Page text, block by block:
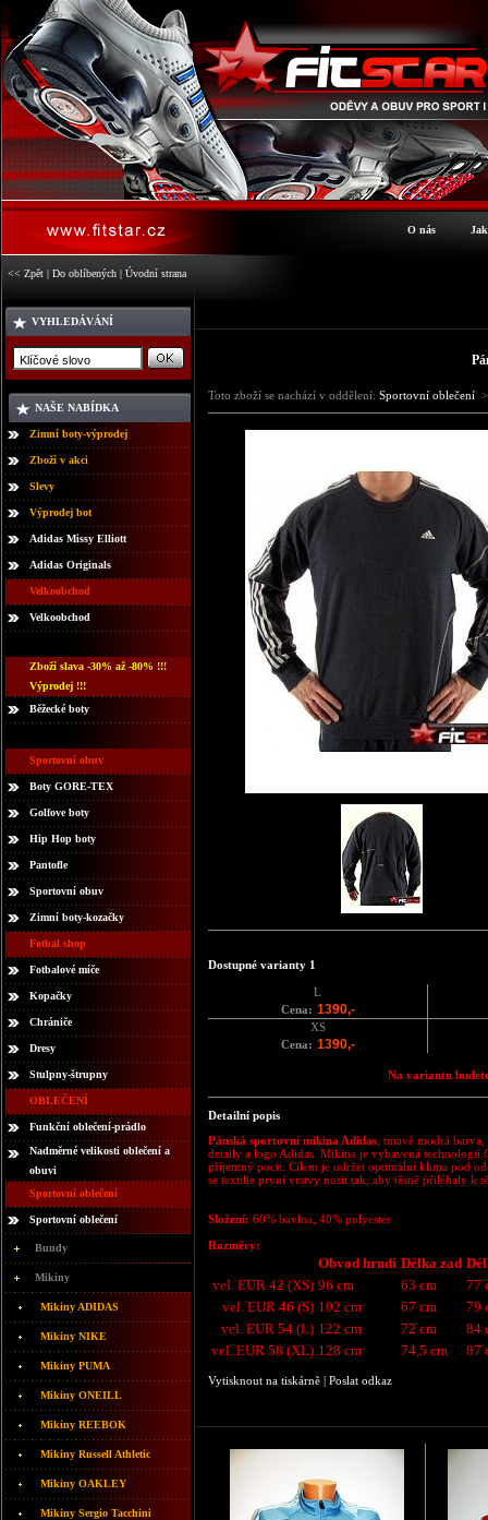
O nás
<< Zpět | Do oblíbených | Úvodní strana
VYHLEDÁVÁNÍ
NAŠE NABÍDKA
Zimní boty-výprodej
Zboží v akci
Slevy
Výprodej bot
Adidas Missy Elliott
Adidas Originals
Velkoobchod
Velkoobchod
Zboží slava -30% až -80% !!!
Výprodej !!!
Běžecké boty
Sportovní obuv
Boty GORE-TEX
Golfove boty
Hip Hop boty
Pantofle
Sportovní obuv
Zimní boty-kozačky
Fotbal shop
Fotbalové míče
Kopačky
Chrániče
Dresy
Stulpny-štrupny
OBLEČENÍ
Funkční oblečení-prádlo
Nadměrné velikosti oblečení a
obuvi
Sportovní oblečení
Sportovní oblečení
Bundy
Mikiny
Mikiny ADIDAS
Mikiny NIKE
Mikiny PUMA
Mikiny ONEILL
Mikiny REEBOK
Mikiny Russell Athletic
Mikiny OAKLEY
Mikiny Sergio Tacchini
Toto zboží se nachází v oddělení: Sportovní oblečení
Dostupné varianty 1
L
Cena: 1390,-
XS
Cena: 1390,-
Na variantu
Detailní popis
Pánská sportovní mikina Adidas , tmavě modrá
detaily a logo Adidas. Mikina je vybavená technologií
příjemný pocit. Cílem je udržet optimální klima pod
se textilie první vrstvy nosit tak, aby těsně přiléhaly k
Složení: 60% bavlna, 40% polyester
Rozměry:
Obvod hrudi Délka zad
vel. EUR 42 (XS) 96 cm 63 cm
77
vel. EUR 46 (S) 102 cm 67 cm
79
vel. EUR 54 (L) 122 cm 72 cm
84
vel. EUR 58 (XL) 128 cm 74,5 cm 87
Vytisknout na tiskárně | Poslat odkaz